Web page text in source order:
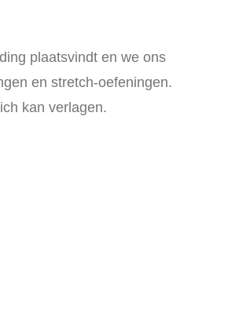
plaatsvindt en we ons
en stretch-oefeningen.
kan verlagen.